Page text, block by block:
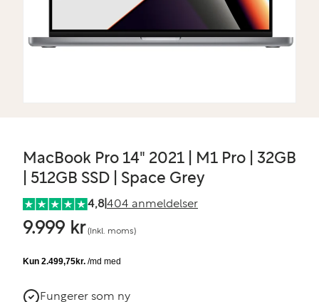
MacBook Pro 14" 2021 | M1 Pro | 32GB
| 512GB SSD | Space Grey
4,8|404 anmeldelser
9.999 kr(Inkl. moms)
Fungerer som ny